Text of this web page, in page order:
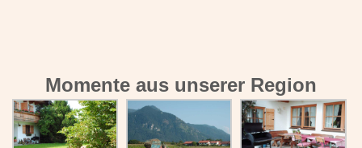
Momente aus unserer Region